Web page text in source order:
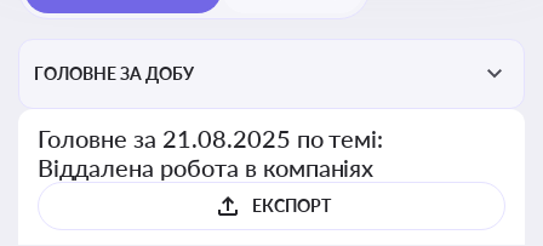
ГОЛОВНЕ ЗА ДОБУ
Головне за 21.08.2025 по темі:
Віддалена робота в компаніях
ЕКСПОРТ